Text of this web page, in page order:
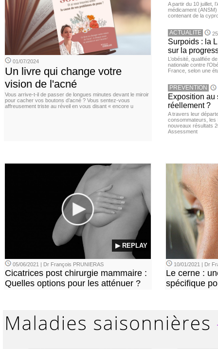
01/07/2024
Un livre qui change votre
vision de l'acné
Vous arrive-t-il de passer de longues minutes devant le miroir
pour cacher vos boutons d’acné ? Vous sentez-vous
affreusement triste au réveil en vous disant « encore u
A partir du 10 juillet,
médicament
contenant de la
ACTUALITE
Surpoids : la
sur la
L’obésité, qualifiée
nationale contre
France, selon une
PREVENTION
Exposition au
réellement ?
A travers leur
consommateurs, les
nouveaux résultats
Assessment
▶ REPLAY
05/06/2021 | Dr François PRUNIERAS
Cicatrices post chirurgie mammaire :
Quelles options pour les atténuer ?
10/01/2021 | Dr
Le cerne :
spécifique